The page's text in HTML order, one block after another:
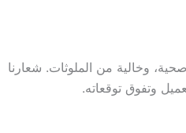
وخالية من الملوثات. شعارنا
وتفوق توقعاته.